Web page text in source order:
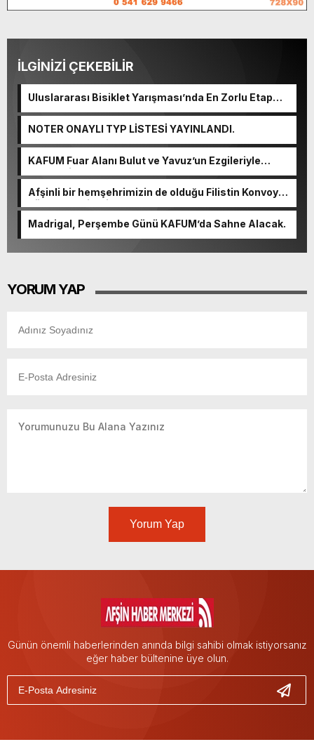
İLGİNİZİ ÇEKEBİLİR
Uluslararası Bisiklet Yarışması’nda En Zorlu Etap
NOTER ONAYLI TYP LİSTESİ YAYINLANDI.
KAFUM Fuar Alanı Bulut ve Yavuz’un Ezgileriyle
Şenlendi.
Afşinli bir hemşehrimizin de olduğu Filistin Konvoyu,
güçlenerek ilerliyor.
Madrigal, Perşembe Günü KAFUM’da Sahne Alacak.
YORUM YAP
Yorum Yap
Günün önemli haberlerinden anında bilgi sahibi olmak istiyorsanız
eğer haber bültenine üye olun.